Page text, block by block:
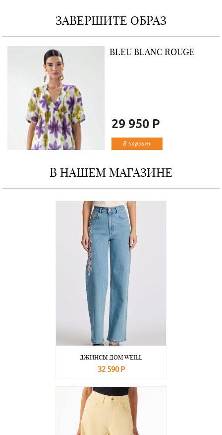
ЗАВЕРШИТЕ ОБРАЗ
BLEU BLANC ROUGE
29 950 Р
В корзину
В НАШЕМ МАГАЗИНЕ
ДЖИНСЫ ДОМ WEILL
32 590 Р